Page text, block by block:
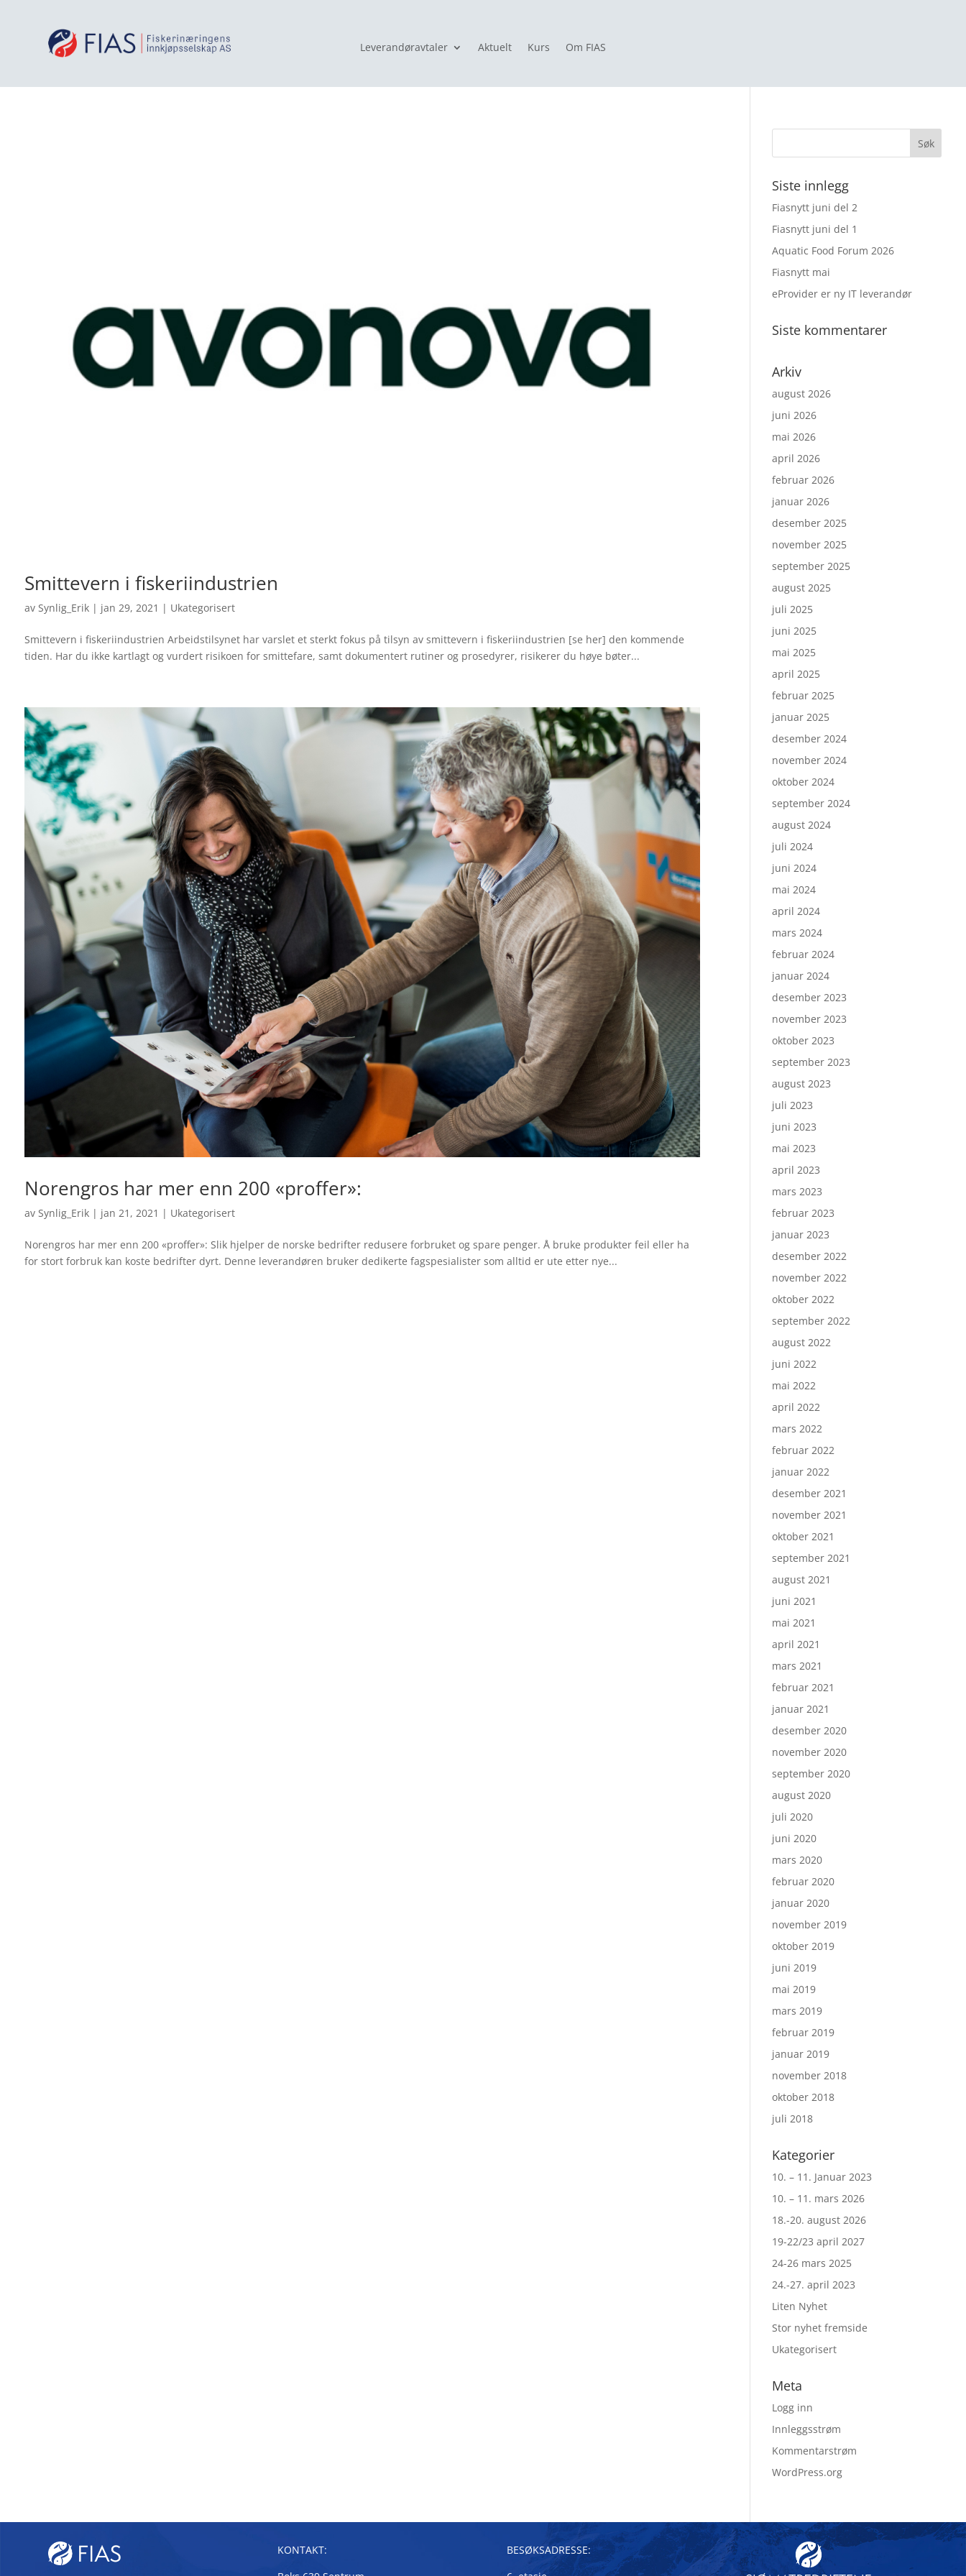
Leverandøravtaler Aktuelt Kurs Om FIAS
Smittevern i fiskeriindustrien
av Synlig_Erik| jan 29, 2021 | Ukategorisert
Smittevern i fiskeriindustrien Arbeidstilsynet har varslet et sterkt fokus på tilsyn av smittevern i fiskeriindustrien [se her] den kommende
tiden. Har du ikke kartlagt og vurdert risikoen for smittefare, samt dokumentert rutiner og prosedyrer, risikerer du høye bøter...
Norengros har mer enn 200 «proffer»:
av Synlig_Erik| jan 21, 2021 | Ukategorisert
Norengros har mer enn 200 «proffer»: Slik hjelper de norske bedrifter redusere forbruket og spare penger. Å bruke produkter feil eller ha
for stort forbruk kan koste bedrifter dyrt. Denne leverandøren bruker dedikerte fagspesialister som alltid er ute etter nye...
Siste innlegg
Fiasnytt juni del 2
Fiasnytt juni del 1
Aquatic Food Forum 2026
Fiasnytt mai
eProvider er ny IT leverandør
Siste kommentarer
Arkiv
august 2026
juni 2026
mai 2026
april 2026
februar 2026
januar 2026
desember 2025
november 2025
september 2025
august 2025
juli 2025
juni 2025
mai 2025
april 2025
februar 2025
januar 2025
desember 2024
november 2024
oktober 2024
september 2024
august 2024
juli 2024
juni 2024
mai 2024
april 2024
mars 2024
februar 2024
januar 2024
desember 2023
november 2023
oktober 2023
september 2023
august 2023
juli 2023
juni 2023
mai 2023
april 2023
mars 2023
februar 2023
januar 2023
desember 2022
november 2022
oktober 2022
september 2022
august 2022
juni 2022
mai 2022
april 2022
mars 2022
februar 2022
januar 2022
desember 2021
november 2021
oktober 2021
september 2021
august 2021
juni 2021
mai 2021
april 2021
mars 2021
februar 2021
januar 2021
desember 2020
november 2020
september 2020
august 2020
juli 2020
juni 2020
mars 2020
februar 2020
januar 2020
november 2019
oktober 2019
juni 2019
mai 2019
mars 2019
februar 2019
januar 2019
november 2018
oktober 2018
juli 2018
Kategorier
10. – 11. Januar 2023
10. – 11. mars 2026
18.-20. august 2026
19-22/23 april 2027
24-26 mars 2025
24.-27. april 2023
Liten Nyhet
Stor nyhet fremside
Ukategorisert
Meta
Logg inn
Innleggsstrøm
Kommentarstrøm
WordPress.org
KONTAKT:
BESØKSADRESSE: